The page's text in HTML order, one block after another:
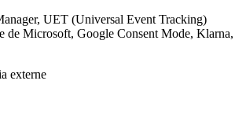
UET (Universal Event Tracking)
de Microsoft, Google Consent Mode, Klarna,
externe